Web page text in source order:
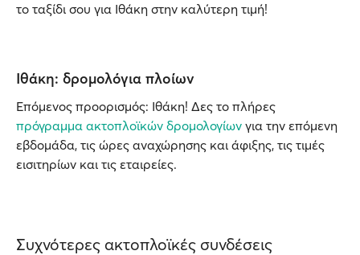
το ταξίδι σου για Ιθάκη στην καλύτερη τιμή!
Ιθάκη: δρομολόγια πλοίων
Επόμενος προορισμός: Ιθάκη! Δες το πλήρες
πρόγραμμα ακτοπλοϊκών δρομολογίων για την επόμενη
εβδομάδα, τις ώρες αναχώρησης και άφιξης, τις τιμές
εισιτηρίων και τις εταιρείες.
Συχνότερες ακτοπλοϊκές συνδέσεις